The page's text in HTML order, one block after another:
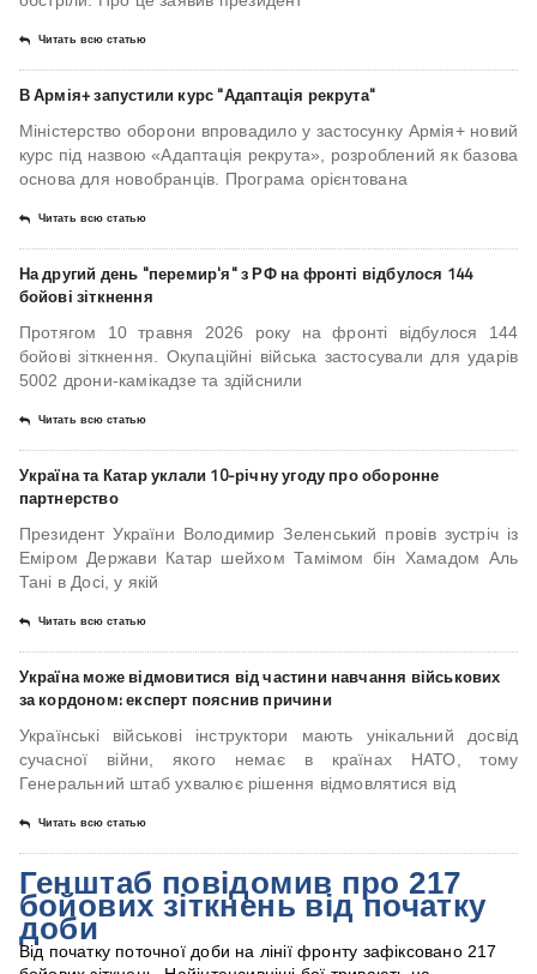
Читать всю статью
В Армія+ запустили курс "Адаптація рекрута"
Міністерство оборони впровадило у застосунку Армія+ новий
курс під назвою «Адаптація рекрута», розроблений як базова
основа для новобранців. Програма орієнтована
Читать всю статью
На другий день "перемир'я" з РФ на фронті відбулося 144
бойові зіткнення
Протягом 10 травня 2026 року на фронті відбулося 144
бойові зіткнення. Окупаційні війська застосували для ударів
5002 дрони-камікадзе та здійснили
Читать всю статью
Україна та Катар уклали 10-річну угоду про оборонне
партнерство
Президент України Володимир Зеленський провів зустріч із
Еміром Держави Катар шейхом Тамімом бін Хамадом Аль
Тані в Досі, у якій
Читать всю статью
Україна може відмовитися від частини навчання військових
за кордоном: експерт пояснив причини
Українські військові інструктори мають унікальний досвід
сучасної війни, якого немає в країнах НАТО, тому
Генеральний штаб ухвалює рішення відмовлятися від
Читать всю статью
Генштаб повідомив про 217
бойових зіткнень від початку
доби
Від початку поточної доби на лінії фронту зафіксовано 217